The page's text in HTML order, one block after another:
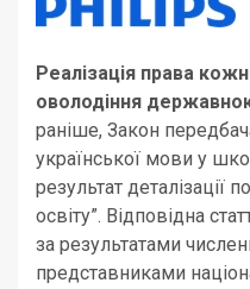
Реалізація права
оволодіння
раніше, Закон
української мови у
результат деталізації
освіту”. Відповідна
за результатами
представниками